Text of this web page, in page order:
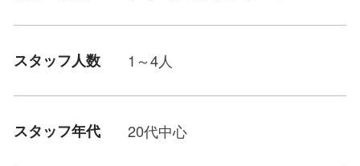
スタッフ人数 1～4人
スタッフ年代 20代中心